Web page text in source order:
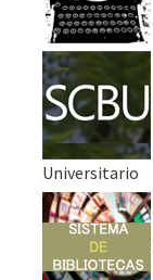
Universitario